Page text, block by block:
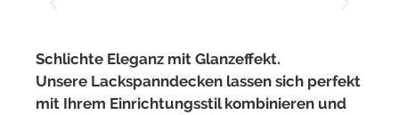
Schlichte Eleganz mit Glanzeffekt.
Unsere Lackspanndecken lassen sich perfekt
mit Ihrem Einrichtungsstil kombinieren und